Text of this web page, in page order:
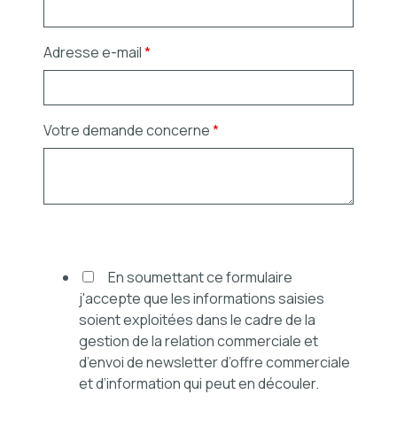
Adresse e-mail*
Votre demande concerne*
En soumettant ce formulaire
j'accepte que les informations saisies
soient exploitées dans le cadre de la
gestion de la relation commerciale et
d’envoi de newsletter d’offre commerciale
et d’information qui peut en découler.